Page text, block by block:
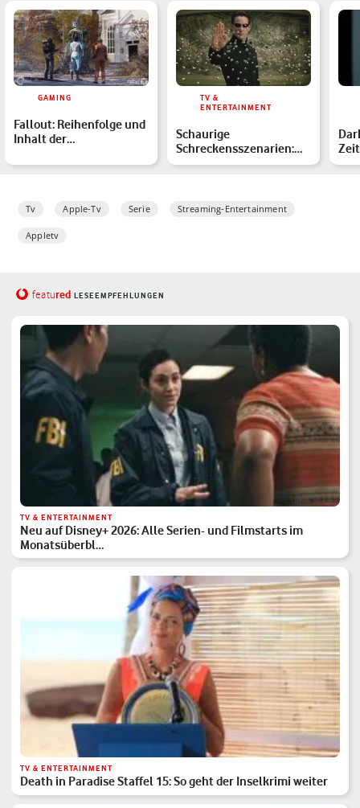
GAMING
Fallout: Reihenfolge und
Inhalt der
Spiele er…
TV &
ENTERTAINMENT
Schaurige
Schreckensszenarien:
Die besten Dystopien
Tv Apple-Tv Serie Streaming-Entertainment
Appletv
featured LESEEMPFEHLUNGEN
TV & ENTERTAINMENT
Neu auf Disney+ 2026: Alle Serien- und Filmstarts im
Monatsüberbl…
TV & ENTERTAINMENT
Death in Paradise Staffel 15: So geht der Inselkrimi weiter